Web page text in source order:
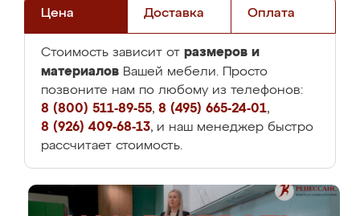
Цена Доставка Оплата
Стоимость зависит от размеров и
материалов Вашей мебели. Просто
позвоните нам по любому из телефонов:
8 (800) 511-89-55, 8 (495) 665-24-01,
8 (926) 409-68-13, и наш менеджер быстро
рассчитает стоимость.